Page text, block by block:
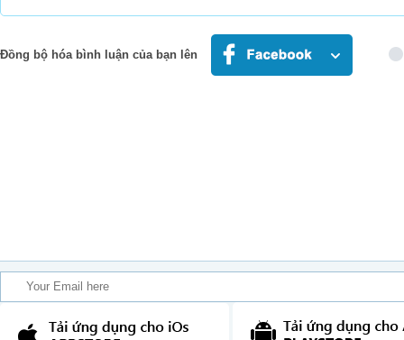
Now I'm on my
How I let you go, I'll
I'll never understand,
Tell me why I can't seem
Tell me why you're so
Đồng bộ hóa bình luận của bạn lên